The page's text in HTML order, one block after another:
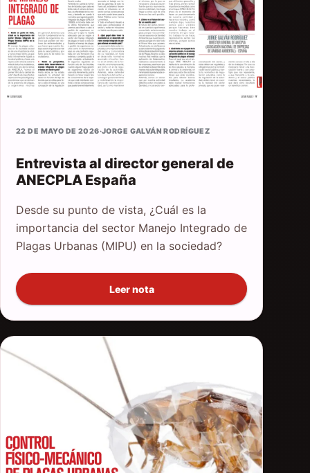
22 DE MAYO DE 2026·JORGE GALVÁN RODRÍGUEZ
Entrevista al director general de
ANECPLA España
Desde su punto de vista, ¿Cuál es la
importancia del sector Manejo Integrado de
Plagas Urbanas (MIPU) en la sociedad?
Leer nota